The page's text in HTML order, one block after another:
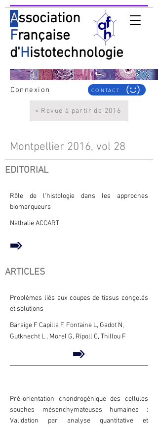
Association
Française
d'Histotechnologie
Connexion CONTACT
< Revue à partir de 2016
Montpellier 2016, vol 28
EDITORIAL
Rôle de l'histologie dans les approches
biomarqueurs
Nathalie ACCART
ARTICLES
Problèmes liés aux coupes de tissus congelés
et solutions
Baraige F Capilla F, Fontaine L, Gadot N,
Gutknecht L , Morel G, Ripoll C, Thillou F
Pré-orientation chondrogénique des cellules
souches mésenchymateuses humaines :
Validation par analyse quantitative et